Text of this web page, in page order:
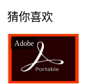
猜你喜欢
Adobe